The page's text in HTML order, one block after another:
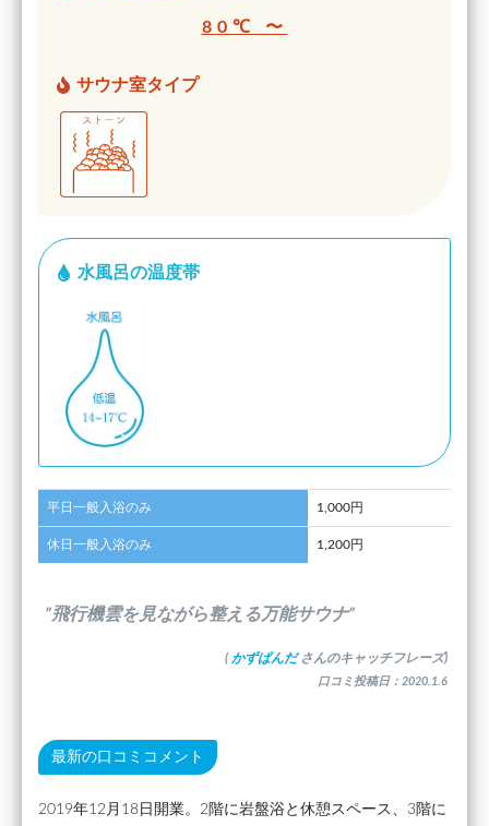
80℃ 〜
サウナ室タイプ
水風呂の温度帯
平日一般入浴のみ 1,000円
休日一般入浴のみ 1,200円
”飛行機雲を見ながら整える万能サウナ”
( かずぱんだ さんのキャッチフレーズ)
口コミ投稿日：2020.1.6
最新の口コミコメント
2019年12月18日開業。2階に岩盤浴と休憩スペース、3階に